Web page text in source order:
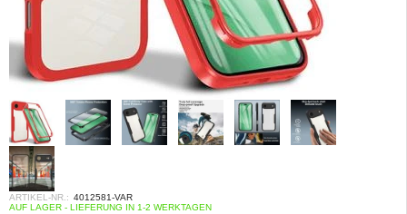
ARTIKEL-NR.: 4012581-VAR
AUF LAGER - LIEFERUNG IN 1-2 WERKTAGEN